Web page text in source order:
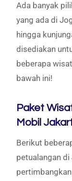
Ada banyak
yang ada di
hingga
disediakan
beberapa
bawah ini!
Paket
Mobil
Berikut
petualangan